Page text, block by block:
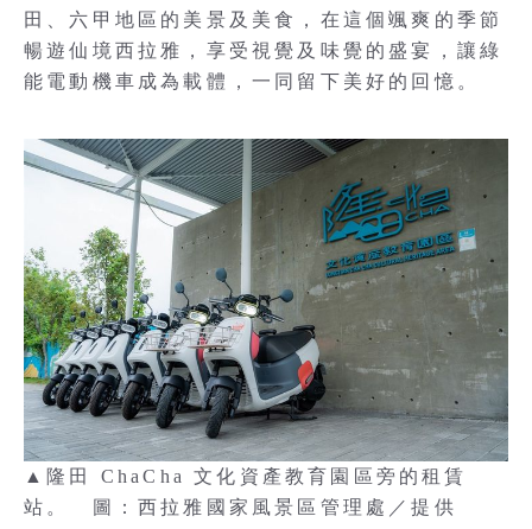
田、六甲地區的美景及美食，在這個颯爽的季節
暢遊仙境西拉雅，享受視覺及味覺的盛宴，讓綠
能電動機車成為載體，一同留下美好的回憶。
▲隆田 ChaCha 文化資產教育園區旁的租賃
站。 圖：西拉雅國家風景區管理處／提供